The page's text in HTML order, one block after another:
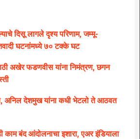
दिसू लागले दृश्य परिणाम, जम्मू-
घटनांमध्ये ७० टक्के घट
अखेर फडणवीस यांना निमंत्रण, छगन
अनिल देशमुख यांना कधी भेटलो ते आठवत
काम बंद आंदोलनाचा इशारा, एअर इंडियाला